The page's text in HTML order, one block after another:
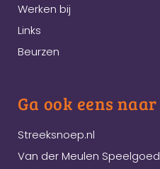
Werken bij
Links
Beurzen
Ga ook eens naar
Streeksnoep.nl
Van der Meulen Speelgoed